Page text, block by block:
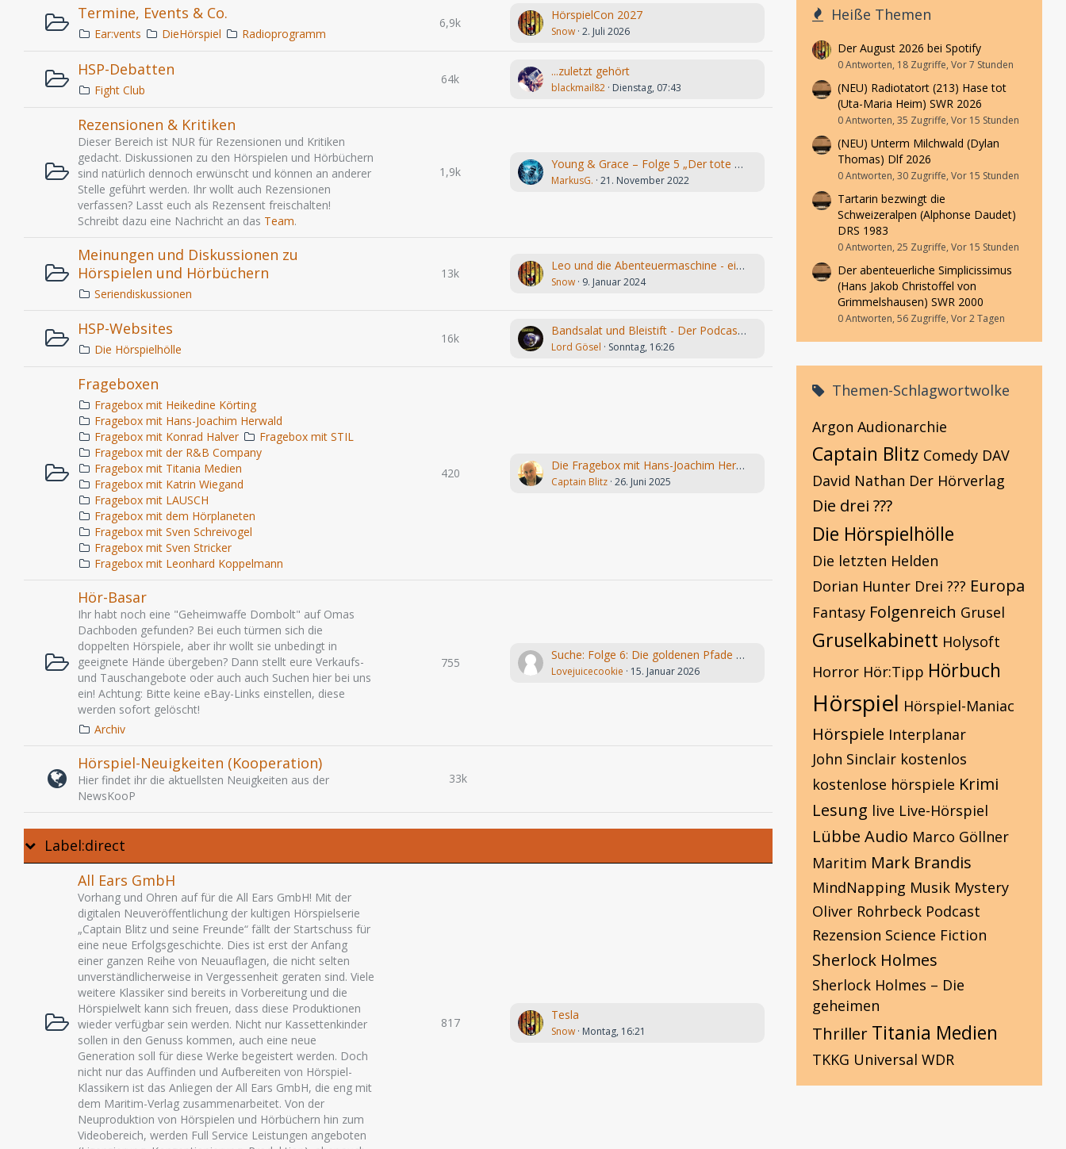
Termine, Events & Co.
Ear:vents DieHörspiel Radioprogramm
6,9k
HörspielCon 2027
Snow 2. Juli 2026
HSP-Debatten
Fight Club
64k
...zuletzt gehört
blackmail82 Dienstag, 07:43
Rezensionen & Kritiken
Dieser Bereich ist NUR für Rezensionen und Kritiken
gedacht. Diskussionen zu den Hörspielen und Hörbüchern
sind natürlich dennoch erwünscht und können an anderer
Stelle geführt werden. Ihr wollt auch Rezensionen
verfassen? Lasst euch als Rezensent freischalten!
Schreibt dazu eine Nachricht an das Team.
1,9k
Young & Grace – Folge 5 „Der tote Mörder“ von TOS Hörfabrik
MarkusG. 21. November 2022
Meinungen und Diskussionen zu
Hörspielen und Hörbüchern
Seriendiskussionen
13k
Leo und die Abenteuermaschine - ein Hörspiel-Desaster mit Happy End
Snow 9. Januar 2024
HSP-Websites
Die Hörspielhölle
16k
Bandsalat und Bleistift - Der Podcast für Kassetten-Kinder
Lord Gösel Sonntag, 16:26
Frageboxen
Fragebox mit Heikedine Körting
Fragebox mit Hans-Joachim Herwald
Fragebox mit Konrad Halver
Fragebox mit STIL
Fragebox mit der R&B Company
Fragebox mit Titania Medien
Fragebox mit Katrin Wiegand
Fragebox mit LAUSCH
Fragebox mit dem Hörplaneten
Fragebox mit Sven Schreivogel
Fragebox mit Sven Stricker
Fragebox mit Leonhard Koppelmann
420
Die Fragebox mit Hans-Joachim Herwald
Captain Blitz 26. Juni 2025
Hör-Basar
Ihr habt noch eine "Geheimwaffe Dombolt" auf Omas
Dachboden gefunden? Bei euch türmen sich die
doppelten Hörspiele, aber ihr wollt sie unbedingt in
geeignete Hände übergeben? Dann stellt eure Verkaufs-
und Tauschangebote oder auch auch Suchen hier bei uns
ein! Achtung: Bitte keine eBay-Links einstellen, diese
werden sofort gelöscht!
Archiv
755
Suche: Folge 6: Die goldenen Pfade vom "Die Elfen" Hörspiel von Bernhard Hennen
Lovejuicecookie 15. Januar 2026
Hörspiel-Neuigkeiten (Kooperation)
Hier findet ihr die aktuellsten Neuigkeiten aus der
NewsKooP
33k
Label:direct
All Ears GmbH
Vorhang und Ohren auf für die All Ears GmbH! Mit der
digitalen Neuveröffentlichung der kultigen Hörspielserie
„Captain Blitz und seine Freunde“ fällt der Startschuss für
eine neue Erfolgsgeschichte. Dies ist erst der Anfang
einer ganzen Reihe von Neuauflagen, die nicht selten
unverständlicherweise in Vergessenheit geraten sind. Viele
weitere Klassiker sind bereits in Vorbereitung und die
Hörspielwelt kann sich freuen, dass diese Produktionen
wieder verfügbar sein werden. Nicht nur Kassettenkinder
sollen in den Genuss kommen, auch eine neue
Generation soll für diese Werke begeistert werden. Doch
nicht nur das Auffinden und Aufbereiten von Hörspiel-
Klassikern ist das Anliegen der All Ears GmbH, die eng mit
dem Maritim-Verlag zusammenarbeitet. Von der
Neuproduktion von Hörspielen und Hörbüchern hin zum
Videobereich, werden Full Service Leistungen angeboten
817
Tesla
Snow Montag, 16:21
Heiße Themen
Der August 2026 bei Spotify
0 Antworten, 18 Zugriffe, Vor 7 Stunden
(NEU) Radiotatort (213) Hase tot
(Uta-Maria Heim) SWR 2026
0 Antworten, 35 Zugriffe, Vor 15 Stunden
(NEU) Unterm Milchwald (Dylan
Thomas) Dlf 2026
0 Antworten, 30 Zugriffe, Vor 15 Stunden
Tartarin bezwingt die
Schweizeralpen (Alphonse Daudet)
DRS 1983
0 Antworten, 25 Zugriffe, Vor 15 Stunden
Der abenteuerliche Simplicissimus
(Hans Jakob Christoffel von
Grimmelshausen) SWR 2000
0 Antworten, 56 Zugriffe, Vor 2 Tagen
Themen-Schlagwortwolke
Argon Audionarchie
Captain Blitz Comedy DAV
David Nathan Der Hörverlag
Die drei ???
Die Hörspielhölle
Die letzten Helden
Dorian Hunter Drei ??? Europa
Fantasy Folgenreich Grusel
Gruselkabinett Holysoft
Horror Hör:Tipp Hörbuch
Hörspiel Hörspiel-Maniac
Hörspiele Interplanar
John Sinclair kostenlos
kostenlose hörspiele Krimi
Lesung live Live-Hörspiel
Lübbe Audio Marco Göllner
Maritim Mark Brandis
MindNapping Musik Mystery
Oliver Rohrbeck Podcast
Rezension Science Fiction
Sherlock Holmes
Sherlock Holmes – Die
geheimen
Thriller Titania Medien
TKKG Universal WDR